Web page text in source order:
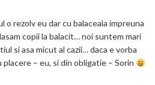
o rezolv eu dar cu balaceala impreuna
copii la balacit… noi suntem mari
si asa micut al cazii… daca e vorba
– eu, si din obligatie – Sorin